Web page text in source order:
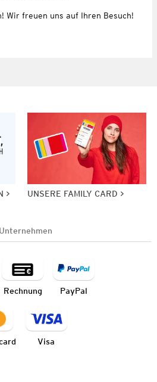
Wir freuen uns auf Ihren Besuch!
UNSERE FAMILY CARD
Unternehmen
Rechnung PayPal
Visa